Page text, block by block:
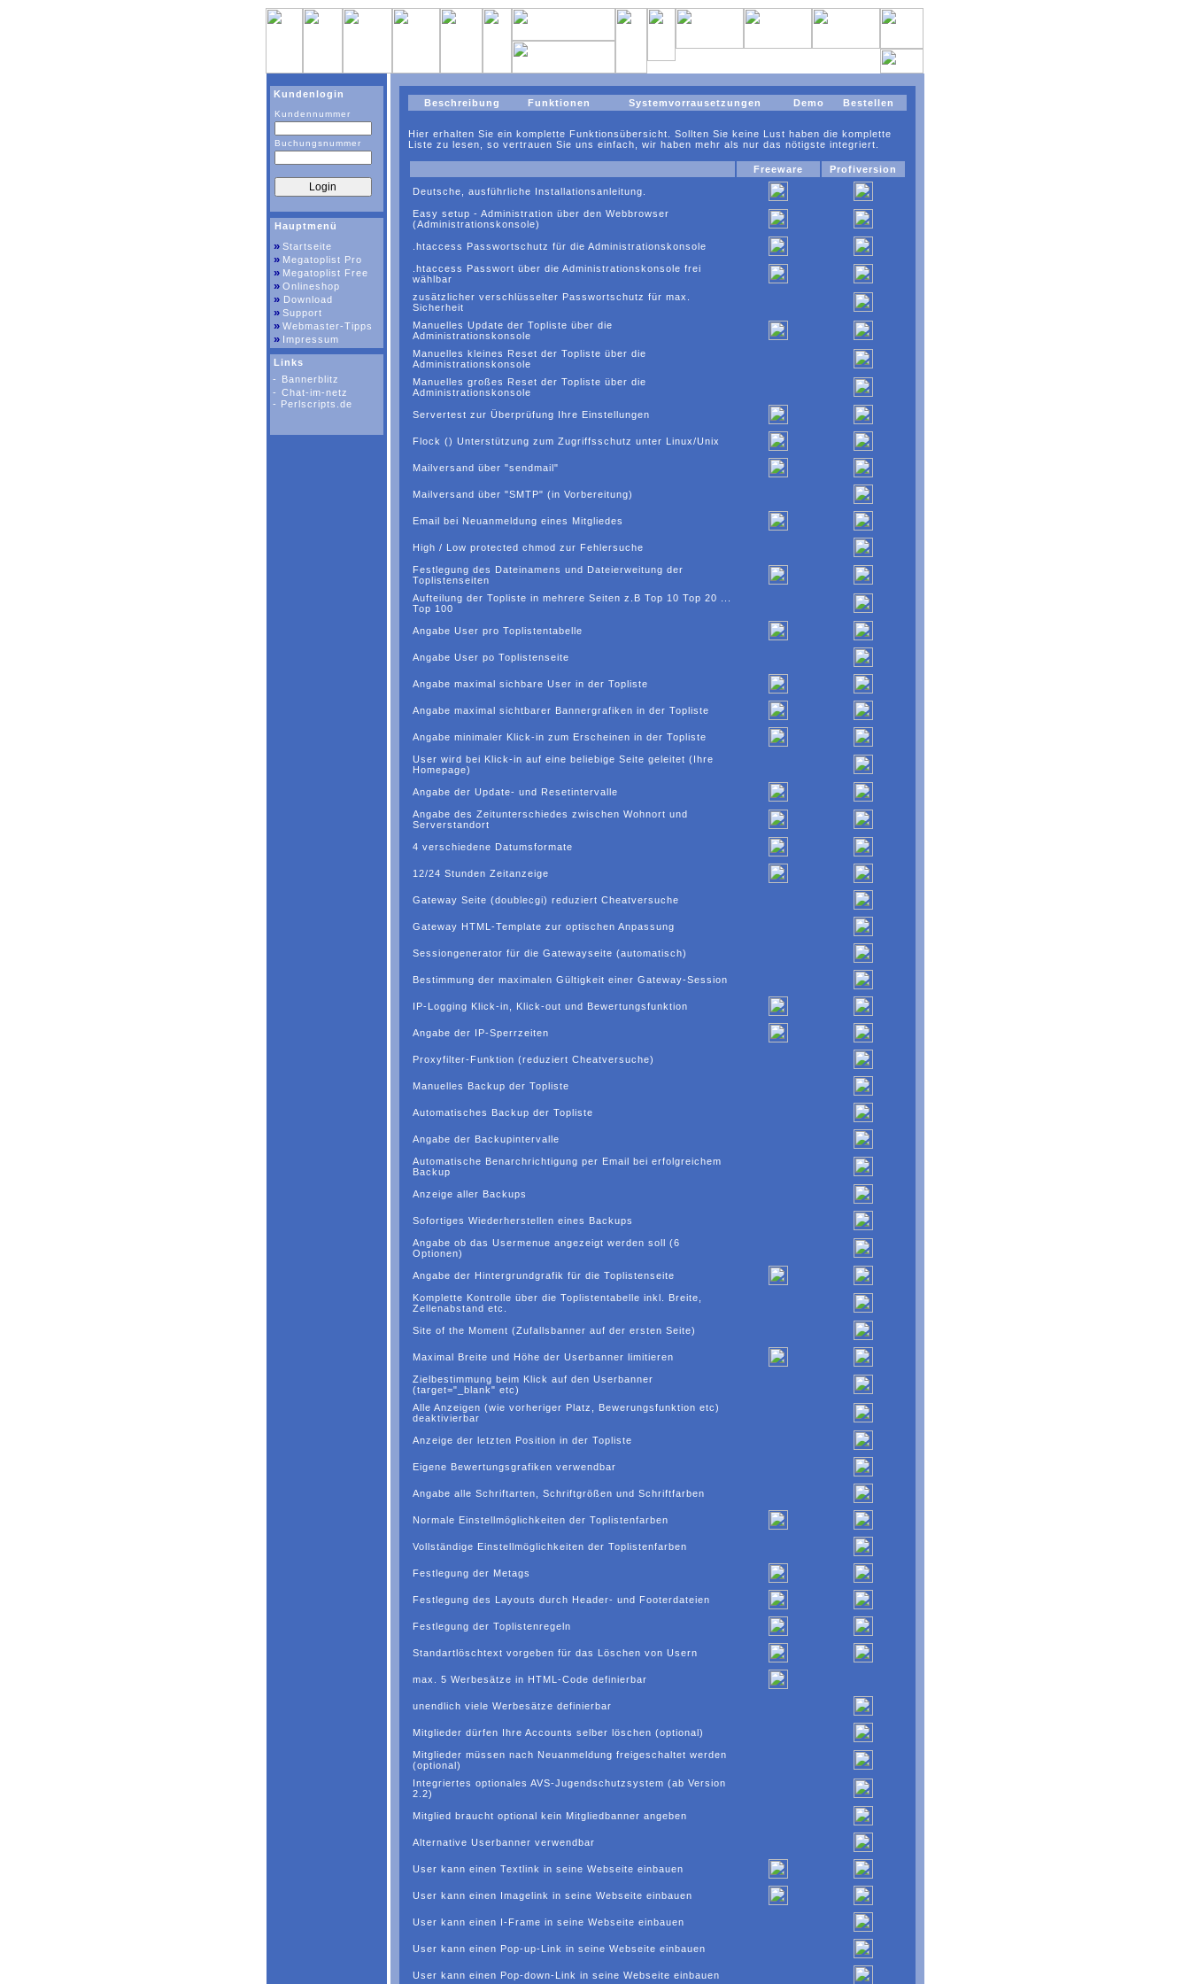
Kundenlogin
Kundennummer
Buchungsnummer
Hauptmenü
» Startseite
» Megatoplist Pro
» Megatoplist Free
» Onlineshop
» Download
» Support
» Webmaster-Tipps
» Impressum
Links
-
Bannerblitz
- Chat-im-netz
- Perlscripts.de
Beschreibung Funktionen Systemvorrausetzungen Demo Bestellen
Hier erhalten Sie ein komplette Funktionsübersicht. Sollten Sie keine Lust haben die komplette
Liste zu lesen, so vertrauen Sie uns einfach, wir haben mehr als nur das nötigste integriert.
Freeware Profiversion
Deutsche, ausführliche Installationsanleitung.
Easy setup - Administration über den Webbrowser
(Administrationskonsole)
.htaccess Passwortschutz für die Administrationskonsole
.htaccess Passwort über die Administrationskonsole frei
wählbar
zusätzlicher verschlüsselter Passwortschutz für max.
Sicherheit
Manuelles Update der Topliste über die
Administrationskonsole
Manuelles kleines Reset der Topliste über die
Administrationskonsole
Manuelles großes Reset der Topliste über die
Administrationskonsole
Servertest zur Überprüfung Ihre Einstellungen
Flock () Unterstützung zum Zugriffsschutz unter Linux/Unix
Mailversand über "sendmail"
Mailversand über "SMTP" (in Vorbereitung)
Email bei Neuanmeldung eines Mitgliedes
High / Low protected chmod zur Fehlersuche
Festlegung des Dateinamens und Dateierweitung der
Toplistenseiten
Aufteilung der Topliste in mehrere Seiten z.B Top 10 Top 20 ...
Top 100
Angabe User pro Toplistentabelle
Angabe User po Toplistenseite
Angabe maximal sichbare User in der Topliste
Angabe maximal sichtbarer Bannergrafiken in der Topliste
Angabe minimaler Klick-in zum Erscheinen in der Topliste
User wird bei Klick-in auf eine beliebige Seite geleitet (Ihre
Homepage)
Angabe der Update- und Resetintervalle
Angabe des Zeitunterschiedes zwischen Wohnort und
Serverstandort
4 verschiedene Datumsformate
12/24 Stunden Zeitanzeige
Gateway Seite (doublecgi) reduziert Cheatversuche
Gateway HTML-Template zur optischen Anpassung
Sessiongenerator für die Gatewayseite (automatisch)
Bestimmung der maximalen Gültigkeit einer Gateway-Session
IP-Logging Klick-in, Klick-out und Bewertungsfunktion
Angabe der IP-Sperrzeiten
Proxyfilter-Funktion (reduziert Cheatversuche)
Manuelles Backup der Topliste
Automatisches Backup der Topliste
Angabe der Backupintervalle
Automatische Benarchrichtigung per Email bei erfolgreichem
Backup
Anzeige aller Backups
Sofortiges Wiederherstellen eines Backups
Angabe ob das Usermenue angezeigt werden soll (6
Optionen)
Angabe der Hintergrundgrafik für die Toplistenseite
Komplette Kontrolle über die Toplistentabelle inkl. Breite,
Zellenabstand etc.
Site of the Moment (Zufallsbanner auf der ersten Seite)
Maximal Breite und Höhe der Userbanner limitieren
Zielbestimmung beim Klick auf den Userbanner
(target="_blank" etc)
Alle Anzeigen (wie vorheriger Platz, Bewerungsfunktion etc)
deaktivierbar
Anzeige der letzten Position in der Topliste
Eigene Bewertungsgrafiken verwendbar
Angabe alle Schriftarten, Schriftgrößen und Schriftfarben
Normale Einstellmöglichkeiten der Toplistenfarben
Vollständige Einstellmöglichkeiten der Toplistenfarben
Festlegung der Metags
Festlegung des Layouts durch Header- und Footerdateien
Festlegung der Toplistenregeln
Standartlöschtext vorgeben für das Löschen von Usern
max. 5 Werbesätze in HTML-Code definierbar
unendlich viele Werbesätze definierbar
Mitglieder dürfen Ihre Accounts selber löschen (optional)
Mitglieder müssen nach Neuanmeldung freigeschaltet werden
(optional)
Integriertes optionales AVS-Jugendschutzsystem (ab Version
2.2)
Mitglied braucht optional kein Mitgliedbanner angeben
Alternative Userbanner verwendbar
User kann einen Textlink in seine Webseite einbauen
User kann einen Imagelink in seine Webseite einbauen
User kann einen I-Frame in seine Webseite einbauen
User kann einen Pop-up-Link in seine Webseite einbauen
User kann einen Pop-down-Link in seine Webseite einbauen